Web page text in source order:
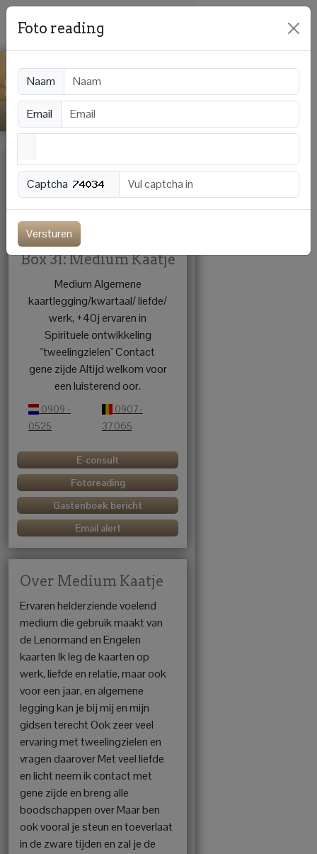
Box 31: Medium Kaatje
Medium Algemene
kaartlegging/kwartaal/ liefde/
werk, +40j ervaren in
Spirituele ontwikkeling
"tweelingzielen" Contact
gene zijde Altijd welkom voor
een luisterend oor.
0909 -
0525
0907-
37065
E-consult
Fotoreading
Gastenboek bericht
Email alert
Over Medium Kaatje
Ervaren helderziende voelend
medium die gebruik maakt van
de Lenormand en Engelen
kaarten Ik leg de kaarten op
werk, liefde en relatie, maar ook
voor een jaar, en algemene
legging kan je bij mij en mijn
gidsen terecht Ook zeer veel
ervaring met tweelingzielen en
vragen daarover Met veel liefde
en licht neem ik contact met
gene zijde en breng alle
boodschappen over Maar ben
ook vooral je steun en toeverlaat
in de zware tijden en zal je de
Foto reading
Naam
Email
Captcha
Versturen